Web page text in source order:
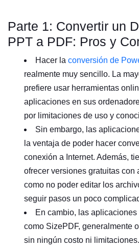
Parte 1: Convertir un
PPT a PDF: Pros y
Hacer la conversión de
realmente muy sencillo. La
prefiere usar herramientas
aplicaciones en sus
por limitaciones de uso y
Sin embargo, las
la ventaja de poder hacer
conexión a Internet. Además,
ofrecer versiones gratuitas con
como no poder editar los
seguir pasos un poco
En cambio, las
como SizePDF, generalmente
sin ningún costo ni